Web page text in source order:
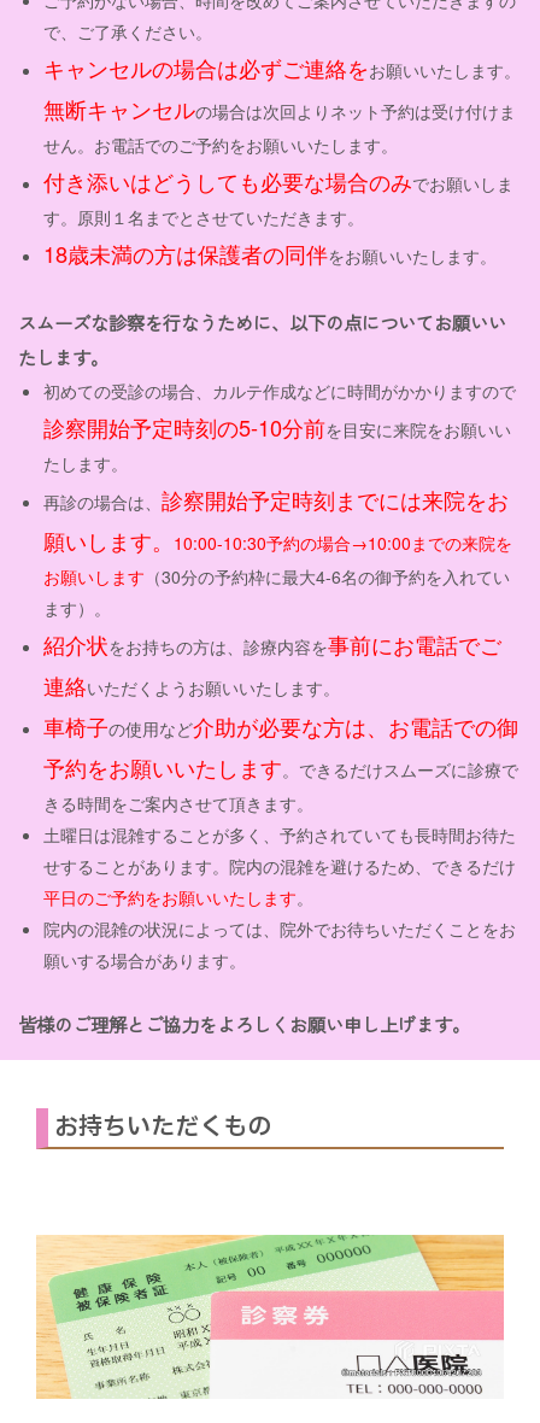
で、ご了承ください。
キャンセルの場合は必ずご連絡をお願いいたします。
無断キャンセルの場合は次回よりネット予約は受け付けま
せん。お電話でのご予約をお願いいたします。
付き添いはどうしても必要な場合のみでお願いしま
す。原則１名までとさせていただきます。
18歳未満の方は保護者の同伴をお願いいたします。
スムーズな診察を行なうために、以下の点についてお願いい
たします。
初めての受診の場合、カルテ作成などに時間がかかりますので
診察開始予定時刻の5-10分前を目安に来院をお願いい
たします。
再診の場合は、 診察開始予定時刻までには来院をお
願いします。
10:00-10:30予約の場合→10:00までの来院を
お願いします （30分の予約枠に最大4-6名の御予約を入れてい
ます）。
紹介状をお持ちの方は、診療内容を事前にお電話でご
連絡いただくようお願いいたします。
車椅子の使用など介助が必要な方は、お電話での御
予約をお願いいたします。できるだけスムーズに診療で
きる時間をご案内させて頂きます。
土曜日は混雑することが多く、予約されていても長時間お待た
せすることがあります。院内の混雑を避けるため、できるだけ
平日のご予約をお願いいたします。
院内の混雑の状況によっては、院外でお待ちいただくことをお
願いする場合があります。
皆様のご理解とご協力をよろしくお願い申し上げます。
お持ちいただくもの